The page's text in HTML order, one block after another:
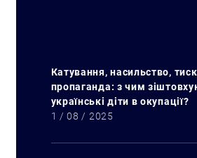
Катування, насильство,
пропаганда: з чим
українські діти в окупації?
1 / 08 / 2025